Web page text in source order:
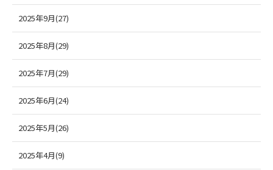
2025年9月(27)
2025年8月(29)
2025年7月(29)
2025年6月(24)
2025年5月(26)
2025年4月(9)